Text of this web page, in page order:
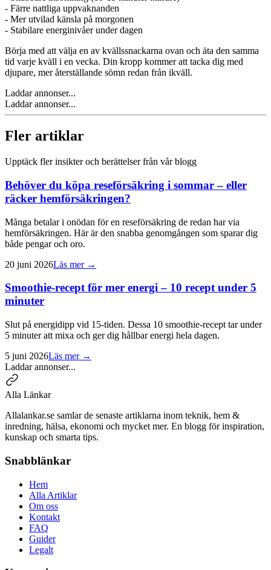
- Färre nattliga uppvaknanden
- Mer utvilad känsla på morgonen
- Stabilare energinivåer under dagen
Börja med att välja en av kvällssnackarna ovan och äta den samma
tid varje kväll i en vecka. Din kropp kommer att tacka dig med
djupare, mer återställande sömn redan från ikväll.
Laddar annonser...
Laddar annonser...
Fler artiklar
Upptäck fler insikter och berättelser från vår blogg
Behöver du köpa reseförsäkring i sommar – eller
räcker hemförsäkringen?
Många betalar i onödan för en reseförsäkring de redan har via
hemförsäkringen. Här är den snabba genomgången som sparar dig
både pengar och oro.
20 juni 2026Läs mer →
Smoothie-recept för mer energi – 10 recept under 5
minuter
Slut på energidipp vid 15-tiden. Dessa 10 smoothie-recept tar under
5 minuter att mixa och ger dig hållbar energi hela dagen.
5 juni 2026Läs mer →
Laddar annonser...
Alla Länkar
Allalankar.se samlar de senaste artiklarna inom teknik, hem &
inredning, hälsa, ekonomi och mycket mer. En blogg för inspiration,
kunskap och smarta tips.
Snabblänkar
Hem
Alla Artiklar
Om oss
Kontakt
FAQ
Guider
Legalt